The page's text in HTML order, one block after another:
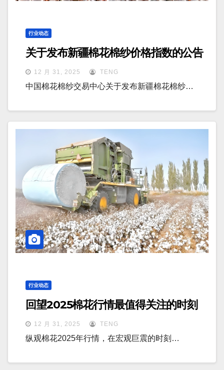
行业动态
关于发布新疆棉花棉纱价格指数的公告
12 月 31, 2025 TENG
中国棉花棉纱交易中心关于发布新疆棉花棉纱…
行业动态
回望2025棉花行情最值得关注的时刻
12 月 31, 2025 TENG
纵观棉花2025年行情，在宏观巨震的时刻…